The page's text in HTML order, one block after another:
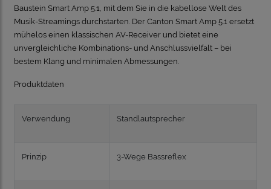
Baustein Smart Amp 5.1, mit dem Sie in die kabellose Welt des
Musik-Streamings durchstarten. Der Canton Smart Amp 5.1 ersetzt
mühelos einen klassischen AV-Receiver und bietet eine
unvergleichliche Kombinations- und Anschlussvielfalt – bei
bestem Klang und minimalen Abmessungen
Produktdaten
Verwendung Standlautsprecher
Prinzip 3-Wege Bassreflex